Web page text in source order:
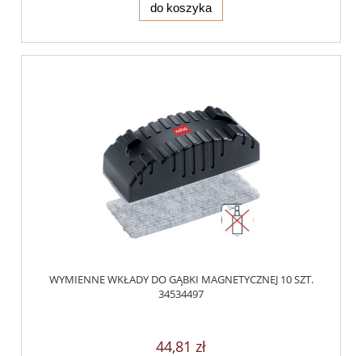
do koszyka
WYMIENNE WKŁADY DO GĄBKI MAGNETYCZNEJ 10 SZT.
34534497
44,81 zł